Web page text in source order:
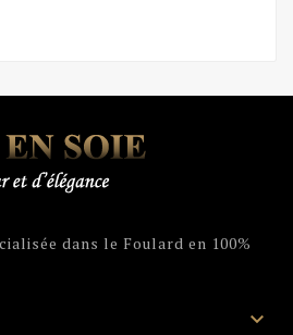
dans le Foulard en 100%
